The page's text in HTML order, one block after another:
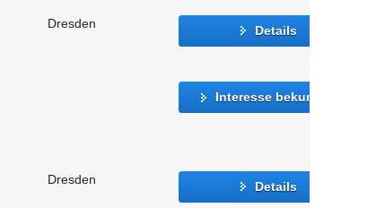
Dresden Details
Interesse bekunden
Dresden Details